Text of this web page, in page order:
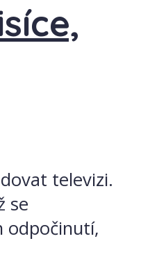
televizi.
se
odpočinutí,